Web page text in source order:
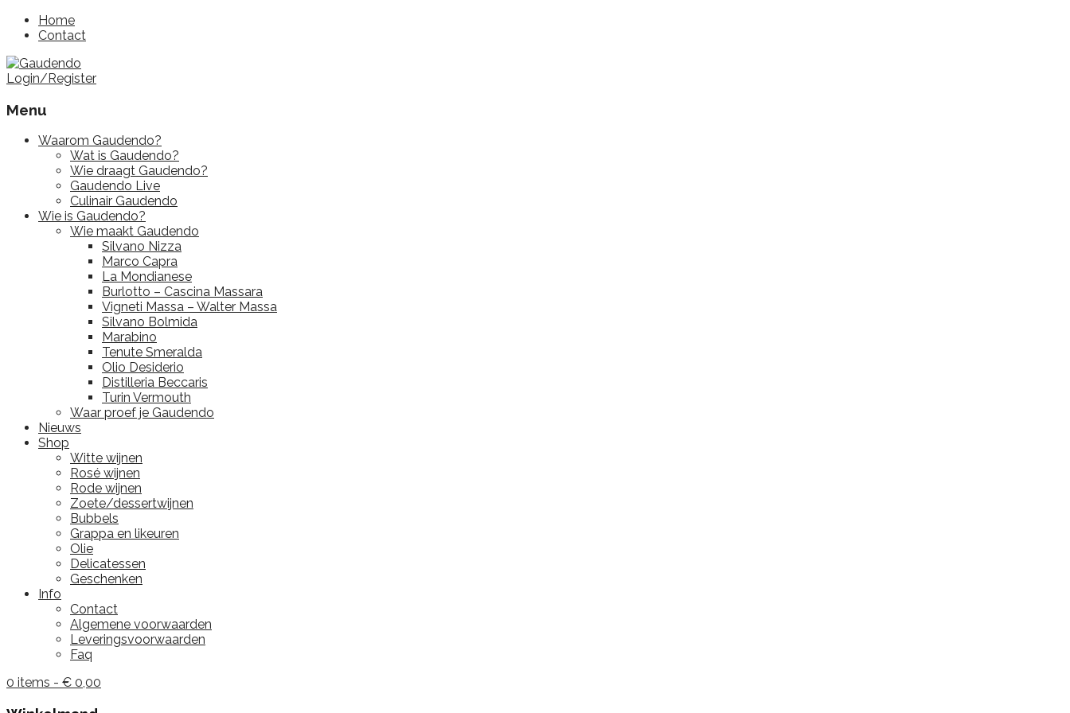
Home
Contact
Login/Register
Menu
Skip
Waarom Gaudendo?
Wat is Gaudendo?
Wie draagt Gaudendo?
Gaudendo Live
Culinair Gaudendo
Wie is Gaudendo?
Wie maakt Gaudendo
Silvano Nizza
Marco Capra
La Mondianese
Burlotto – Cascina Massara
Vigneti Massa – Walter Massa
Silvano Bolmida
Marabino
Tenute Smeralda
Olio Desiderio
Distilleria Beccaris
Turin Vermouth
Waar proef je Gaudendo
Nieuws
Shop
Witte wijnen
Rosé wijnen
Rode wijnen
Zoete/dessertwijnen
Bubbels
Grappa en likeuren
Olie
Delicatessen
Geschenken
Info
Contact
Algemene voorwaarden
Leveringsvoorwaarden
Faq
0 items - € 0,00